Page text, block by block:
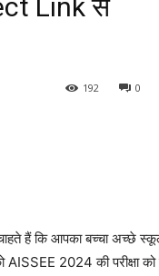
Link से
0
192
हैं कि आपका बच्चा अच्छे
2024 की परीक्षा